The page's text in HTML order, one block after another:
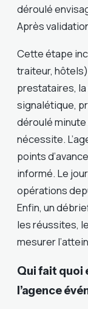
déroulé
Après
Cette étape
traiteur,
prestataires,
signalétique,
déroulé
nécessite.
points
informé. Le
opérations
Enfin, un
les réussites,
mesurer
Qui fait quoi
l’agence